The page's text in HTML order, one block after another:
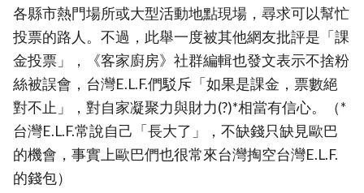
各縣市熱門場所或大型活動地點現場，尋求可以幫忙
投票的路人。不過，此舉一度被其他網友批評是「課
金投票」，《客家廚房》社群編輯也發文表示不捨粉
絲被誤會，台灣E.L.F.們駁斥「如果是課金，票數絕
對不止」，對自家凝聚力與財力(?)*相當有信心。（*
台灣E.L.F.常說自己「長大了」，不缺錢只缺見歐巴
的機會，事實上歐巴們也很常來台灣掏空台灣E.L.F.
的錢包）